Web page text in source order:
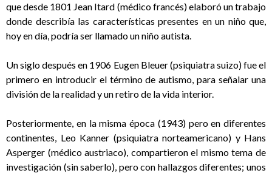
que desde 1801 Jean Itard (médico francés) elaboró un trabajo
donde describía las características presentes en un niño que,
hoy en día, podría ser llamado un niño autista.
Un siglo después en 1906 Eugen Bleuer (psiquiatra suizo) fue el
primero en introducir el término de autismo, para señalar una
división de la realidad y un retiro de la vida interior.
Posteriormente, en la misma época (1943) pero en diferentes
continentes, Leo Kanner (psiquiatra norteamericano) y Hans
Asperger (médico austriaco), compartieron el mismo tema de
investigación (sin saberlo), pero con hallazgos diferentes; unos